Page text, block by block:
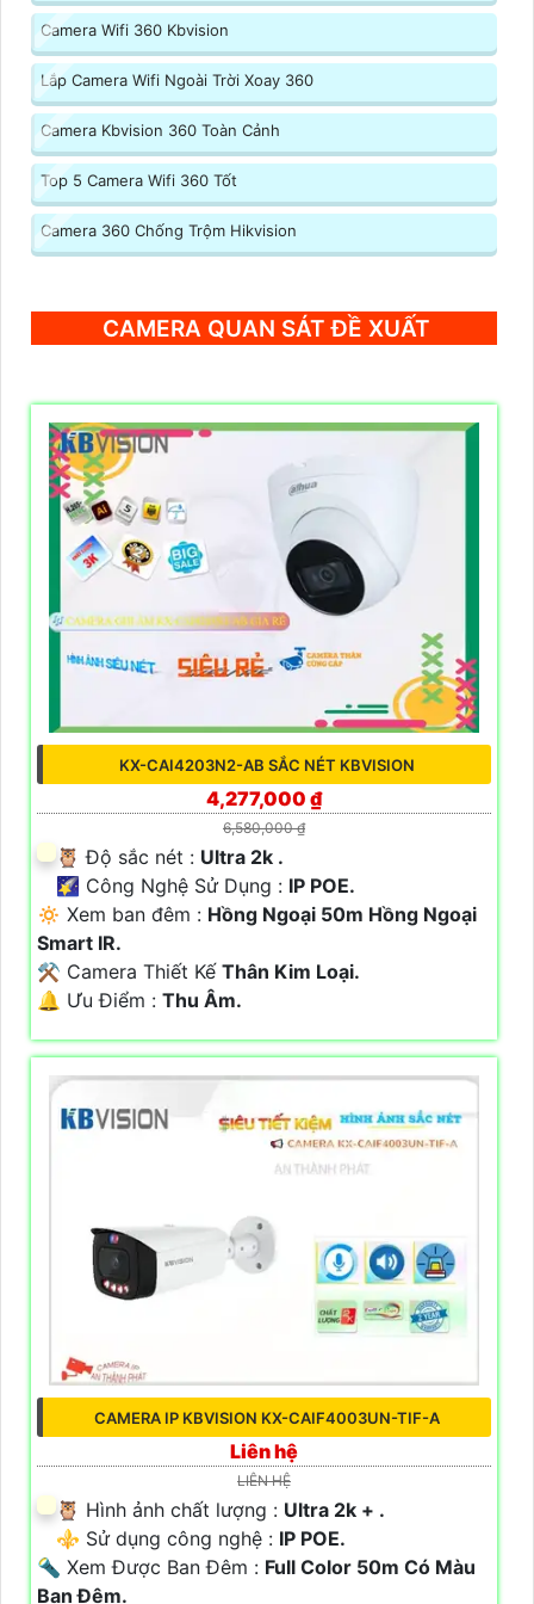
Camera Wifi 360 Kbvision
Lắp Camera Wifi Ngoài Trời Xoay 360
Camera Kbvision 360 Toàn Cảnh
Top 5 Camera Wifi 360 Tốt
Camera 360 Chống Trộm Hikvision
CAMERA QUAN SÁT ĐỀ XUẤT
KX-CAI4203N2-AB SẮC NÉT KBVISION
4,277,000 ₫
6,580,000 ₫
🦉 Độ sắc nét : Ultra 2k .
🌠 Công Nghệ Sử Dụng : IP POE.
🔅 Xem ban đêm : Hồng Ngoại 50m Hồng Ngoại
Smart IR.
⚒ Camera Thiết Kế Thân Kim Loại.
️🔔 Ưu Điểm : Thu Âm.
CAMERA IP KBVISION KX-CAIF4003UN-TIF-A
Liên hệ
LIÊN HỆ
🦉 Hình ảnh chất lượng : Ultra 2k + .
⚜️ Sử dụng công nghệ : IP POE.
🔦 Xem Được Ban Đêm : Full Color 50m Có Màu
Ban Ðêm.